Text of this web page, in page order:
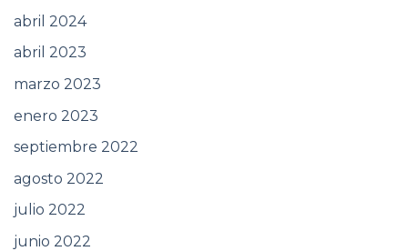
abril 2024
abril 2023
marzo 2023
enero 2023
septiembre 2022
agosto 2022
julio 2022
junio 2022